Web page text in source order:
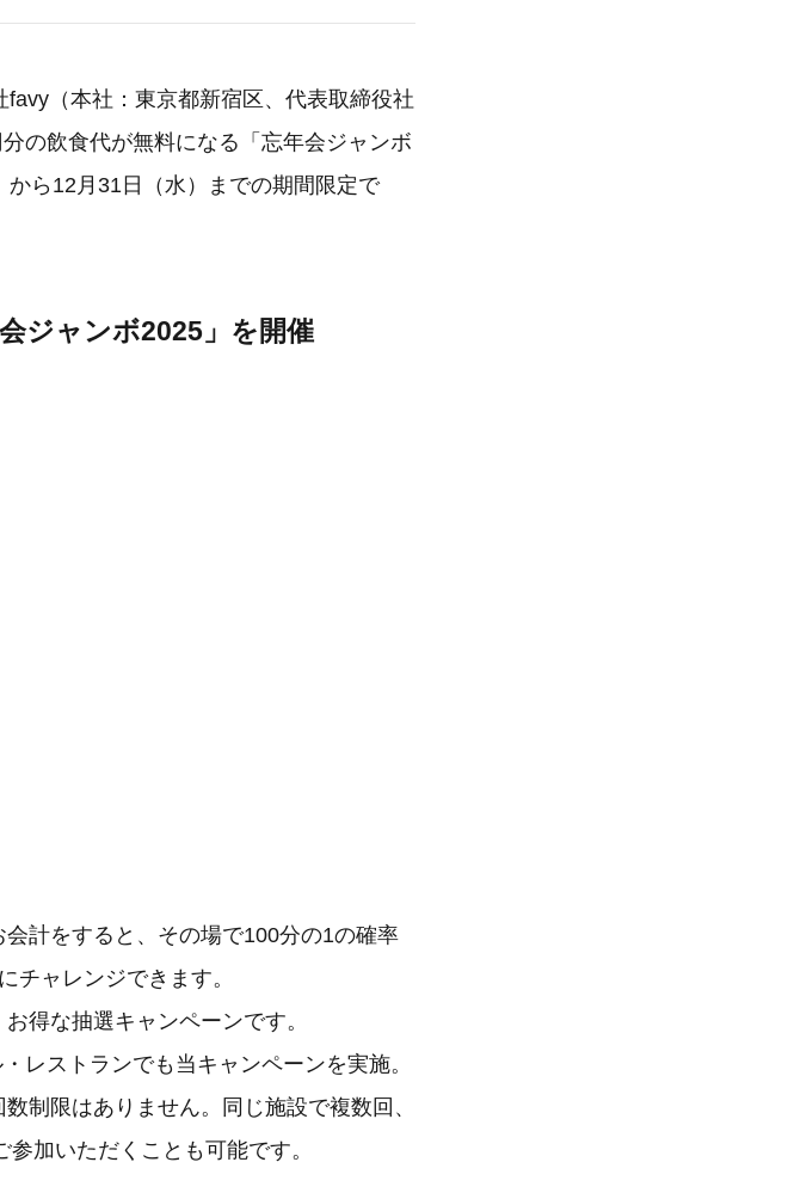
（本社：東京都新宿区、代表取締役社
の飲食代が無料になる「忘年会ジャンボ
ら12月31日（水）までの期間限定で
ジャンボ2025」を開催
計をすると、その場で100分の1の確率
チャレンジできます。
得な抽選キャンペーンです。
レストランでも当キャンペーンを実施。
制限はありません。同じ施設で複数回、
加いただくことも可能です。